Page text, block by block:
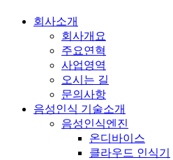
회사소개
회사개요
주요연혁
사업영역
오시는 길
문의사항
음성인식 기술소개
음성인식엔진
온디바이스
클라우드 인식기